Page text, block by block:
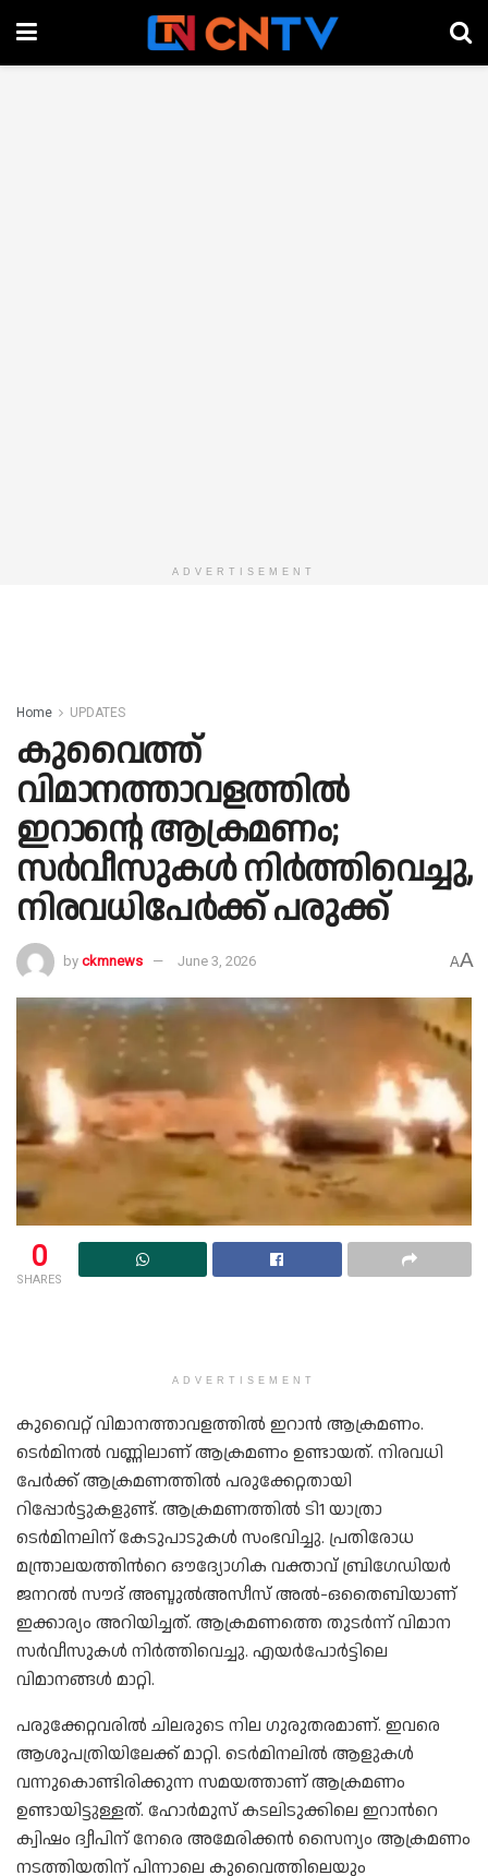
ADVERTISEMENT
Home UPDATES
കുവൈത്ത്
വിമാനത്താവളത്തിൽ
ഇറാന്റെ ആക്രമണം;
സർവീസുകൾ നിർത്തിവെച്ചു,
നിരവധിപേർക്ക് പരുക്ക്
by ckmnews June 3, 2026 AA
0
SHARES
ADVERTISEMENT
കുവൈറ്റ് വിമാനത്താവളത്തിൽ ഇറാൻ ആക്രമണം.
ടെർമിനൽ വണ്ണിലാണ് ആക്രമണം ഉണ്ടായത്. നിരവധി
പേർക്ക് ആക്രമണത്തിൽ പരുക്കേറ്റതായി
റിപ്പോർട്ടുകളുണ്ട്. ആക്രമണത്തിൽ ടി1 യാത്രാ
ടെർമിനലിന് കേടുപാടുകൾ സംഭവിച്ചു. പ്രതിരോധ
മന്ത്രാലയത്തിന്‍റെ ഔദ്യോഗിക വക്താവ് ബ്രിഗേഡിയർ
ജനറൽ സൗദ് അബ്ദുൽഅസീസ് അൽ-ഒതൈബിയാണ്
ഇക്കാര്യം അറിയിച്ചത്. ആക്രമണത്തെ തുടർന്ന് വിമാന
സർവീസുകൾ നിർത്തിവെച്ചു. എയർപോർട്ടിലെ
വിമാനങ്ങൾ മാറ്റി.
പരുക്കേറ്റവരിൽ ചിലരുടെ നില ഗുരുതരമാണ്. ഇവരെ
ആശുപത്രിയിലേക്ക് മാറ്റി. ടെർമിനലിൽ ആളുകൾ
വന്നുകൊണ്ടിരിക്കുന്ന സമയത്താണ് ആക്രമണം
ഉണ്ടായിട്ടുള്ളത്. ഹോർമുസ് കടലിടുക്കിലെ ഇറാന്‍റെ
ക്വിഷം ദ്വീപിന് നേരെ അമേരിക്കൻ സൈന്യം ആക്രമണം
നടത്തിയതിന് പിന്നാലെ കുവൈത്തിലെയും